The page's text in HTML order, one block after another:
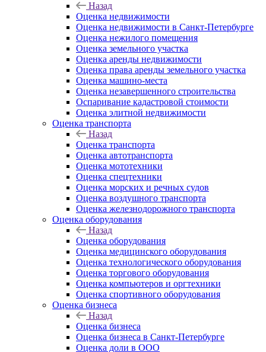
Назад
Оценка недвижимости
Оценка недвижимости в Санкт-Петербурге
Оценка нежилого помещения
Оценка земельного участка
Оценка аренды недвижимости
Оценка права аренды земельного участка
Оценка машино-места
Оценка незавершенного строительства
Оспаривание кадастровой стоимости
Оценка элитной недвижимости
Оценка транспорта
Назад
Оценка транспорта
Оценка автотранспорта
Оценка мототехники
Оценка спецтехники
Оценка морских и речных судов
Оценка воздушного транспорта
Оценка железнодорожного транспорта
Оценка оборудования
Назад
Оценка оборудования
Оценка медицинского оборудования
Оценка технологического оборудования
Оценка торгового оборудования
Оценка компьютеров и оргтехники
Оценка спортивного оборудования
Оценка бизнеса
Назад
Оценка бизнеса
Оценка бизнеса в Санкт-Петербурге
Оценка доли в ООО